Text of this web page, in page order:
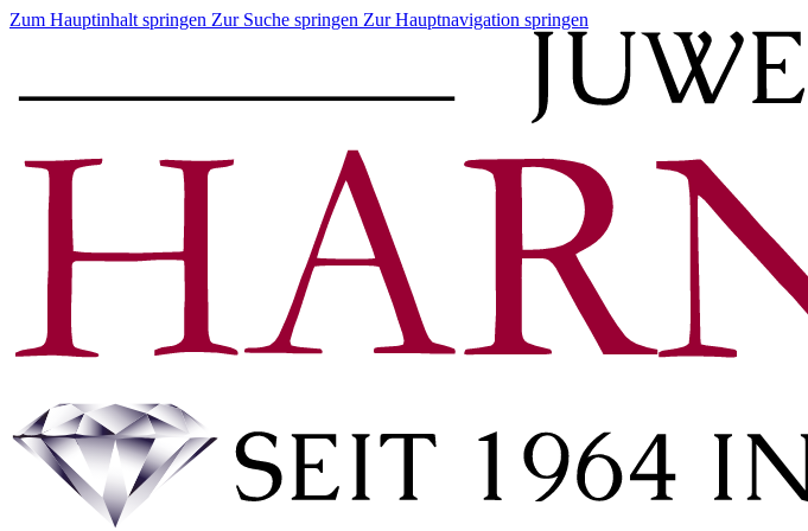
Zum Hauptinhalt springen Zur Suche springen Zur Hauptnavigation springen